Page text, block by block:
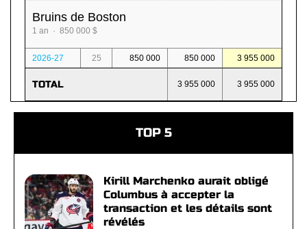
Bruins de Boston
1 an · 850 000 $
2026-27 25 850 000 850 000 3 955 000
TOTAL 3 955 000 3 955 000
TOP 5
Kirill Marchenko aurait obligé
Columbus à accepter la
transaction et les détails sont
révélés